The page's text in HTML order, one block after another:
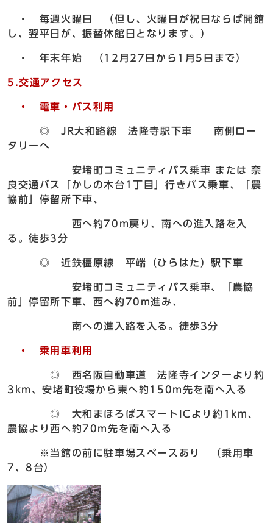
・ 毎週火曜日 （但し、火曜日が祝日ならば開館
し、翌平日が、振替休館日となります。）
・ 年末年始 （12月27日から1月5日まで）
5.交通アクセス
・ 電車・バス利用
◎ JR大和路線 法隆寺駅下車 南側ロー
タリーへ
安堵町コミュニティバス乗車 または 奈
良交通バス「かしの木台1丁目」行きバス乗車、「農
協前」停留所下車、
西へ約70m戻り、南への進入路を入
る。徒歩3分
◎ 近鉄橿原線 平端（ひらはた）駅下車
安堵町コミュニティバス乗車、「農協
前」停留所下車、西へ約70m進み、
南への進入路を入る。徒歩3分
・ 乗用車利用
◎ 西名阪自動車道 法隆寺インターより約
3km、安堵町役場から東へ約150m先を南へ入る
◎ 大和まほろばスマートICより約1km、
農協より西へ約70m先を南へ入る
※当館の前に駐車場スペースあり （乗用車
7、8台）